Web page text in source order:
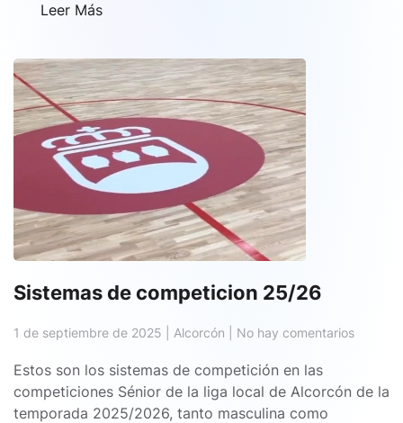
Leer Más
Sistemas de competicion 25/26
1 de septiembre de 2025 Alcorcón No hay comentariosen
25/26
Estos son los sistemas de competición en las
competiciones Sénior de la liga local de Alcorcón de la
temporada 2025/2026, tanto masculina como